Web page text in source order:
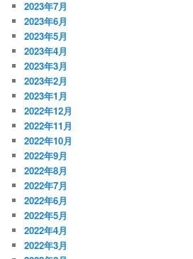
2023年7月
2023年6月
2023年5月
2023年4月
2023年3月
2023年2月
2023年1月
2022年12月
2022年11月
2022年10月
2022年9月
2022年8月
2022年7月
2022年6月
2022年5月
2022年4月
2022年3月